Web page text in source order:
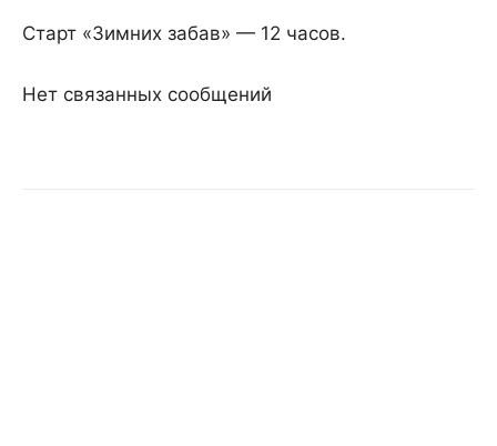
Старт «Зимних забав» — 12 часов.
Нет связанных сообщений